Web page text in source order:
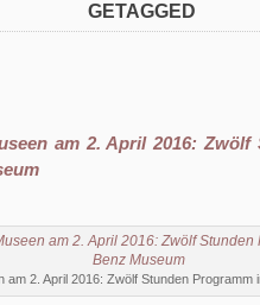
GETAGGED
am 2. April 2016: Zwölf
am 2. April 2016: Zwölf Stunden